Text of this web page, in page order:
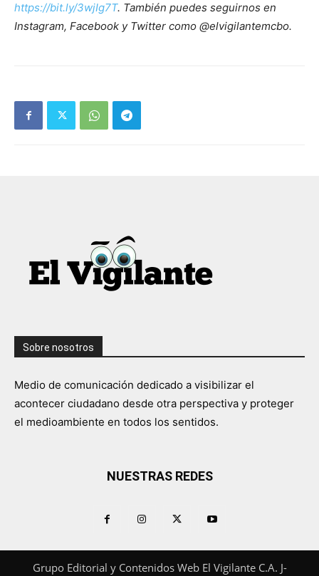
https://bit.ly/3wjIg7T. También puedes seguirnos en
Instagram, Facebook y Twitter como @elvigilantemcbo.
Sobre nosotros
Medio de comunicación dedicado a visibilizar el
acontecer ciudadano desde otra perspectiva y proteger
el medioambiente en todos los sentidos.
NUESTRAS REDES
Grupo Editorial y Contenidos Web El Vigilante C.A. J-